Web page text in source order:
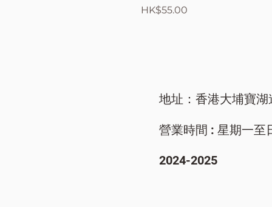
價格
HK$55.00
地址：香港大埔寶
營業時間 : 星期一
​2024-2025